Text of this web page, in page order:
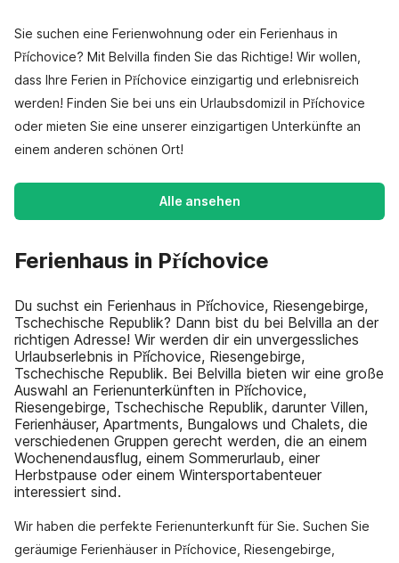
Sie suchen eine Ferienwohnung oder ein Ferienhaus in
Příchovice? Mit Belvilla finden Sie das Richtige! Wir wollen,
dass Ihre Ferien in Příchovice einzigartig und erlebnisreich
werden! Finden Sie bei uns ein Urlaubsdomizil in Příchovice
oder mieten Sie eine unserer einzigartigen Unterkünfte an
einem anderen schönen Ort!
Alle ansehen
Ferienhaus in Příchovice
Du suchst ein Ferienhaus in Příchovice, Riesengebirge,
Tschechische Republik? Dann bist du bei Belvilla an der
richtigen Adresse! Wir werden dir ein unvergessliches
Urlaubserlebnis in Příchovice, Riesengebirge,
Tschechische Republik. Bei Belvilla bieten wir eine große
Auswahl an Ferienunterkünften in Příchovice,
Riesengebirge, Tschechische Republik, darunter Villen,
Ferienhäuser, Apartments, Bungalows und Chalets, die
verschiedenen Gruppen gerecht werden, die an einem
Wochenendausflug, einem Sommerurlaub, einer
Herbstpause oder einem Wintersportabenteuer
interessiert sind.
Wir haben die perfekte Ferienunterkunft für Sie. Suchen Sie
geräumige Ferienhäuser in Příchovice, Riesengebirge,